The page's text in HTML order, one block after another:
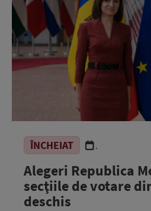
ÎNCHEIAT .
Alegeri Republica
secţiile de votare
deschis